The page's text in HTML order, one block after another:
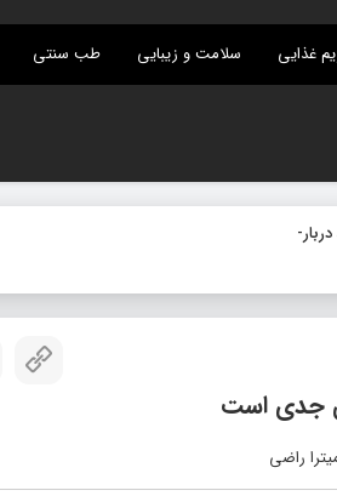
غذایی سلامت و زیبایی طب سنتی
میکروب های ن
جدی است
راضی